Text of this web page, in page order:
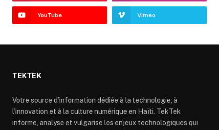
YouTube Vimeo
TEKTEK
Votre source d’information dédiée à la technologie, à
l’innovation et à la culture numérique en Haïti. TekTek
informe, analyse et vulgarise les enjeux technologiques qui